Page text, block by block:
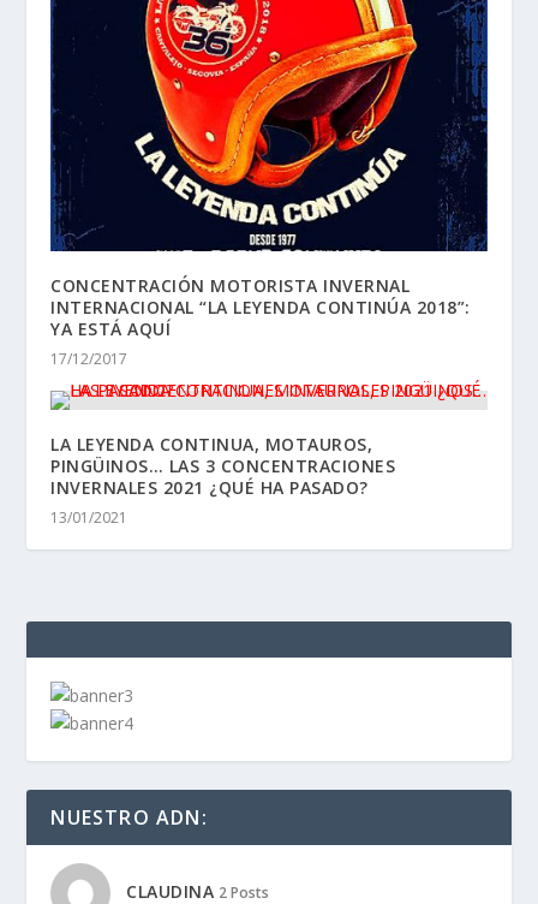
CONCENTRACIÓN MOTORISTA INVERNAL
INTERNACIONAL “LA LEYENDA CONTINÚA 2018”:
YA ESTÁ AQUÍ
17/12/2017
LA LEYENDA CONTINUA, MOTAUROS,
PINGÜINOS… LAS 3 CONCENTRACIONES
INVERNALES 2021 ¿QUÉ HA PASADO?
13/01/2021
NUESTRO ADN:
CLAUDINA 2 Posts